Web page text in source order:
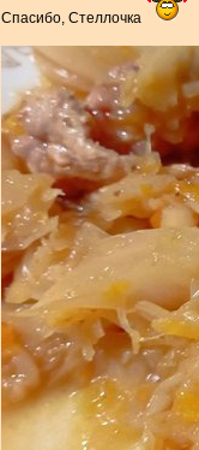
Спасибо, Стеллочка